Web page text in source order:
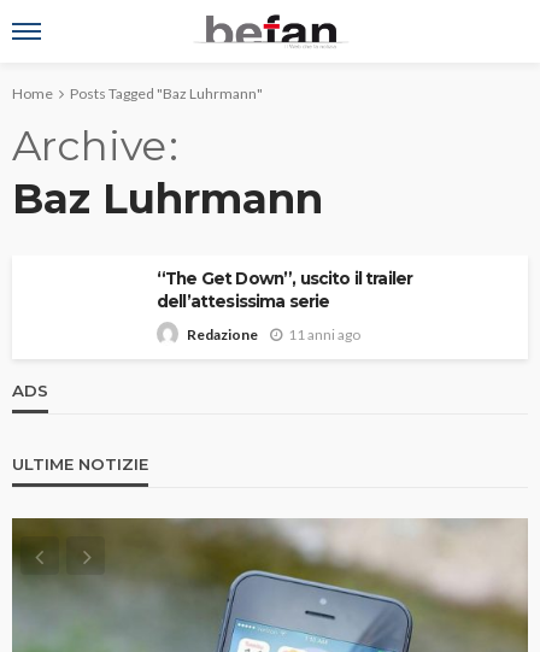
Home Posts Tagged "Baz Luhrmann"
Archive
Baz Luhrmann
“The Get Down”, uscito il trailer
dell’attesissima serie
Redazione 11 anni ago
ADS
ULTIME NOTIZIE